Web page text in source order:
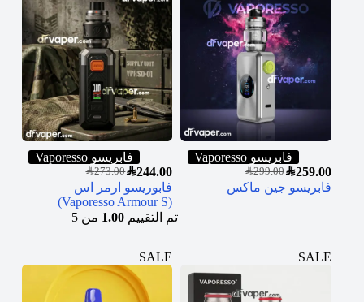
فابريسو Vaporesso
SAR299.00SAR259.00
فابريسو جين ماكس
فابريسو Vaporesso
SAR273.00SAR244.00
فابوريسو ارمر اس
(Vaporesso Armour S)
تم التقييم1.00 من 5
SALE
SALE